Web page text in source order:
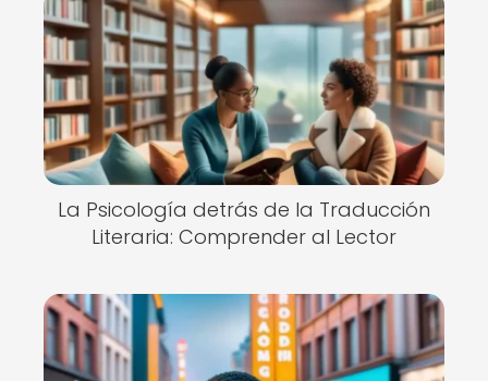
La Psicología detrás de la Traducción
Literaria: Comprender al Lector